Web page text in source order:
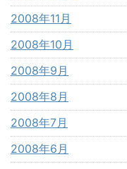
2008年11月
2008年10月
2008年9月
2008年8月
2008年7月
2008年6月